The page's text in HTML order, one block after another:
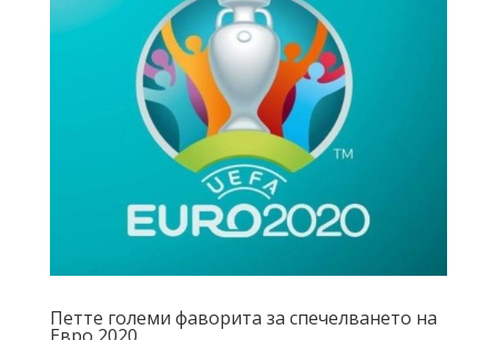
Петте големи фаворита за спечелването на